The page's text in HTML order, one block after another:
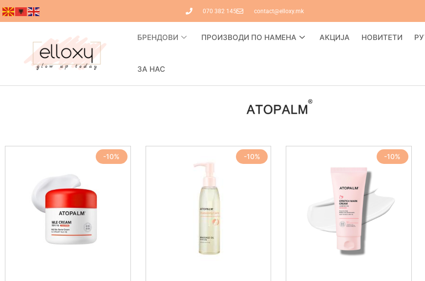
070 382 145 contact@elloxy.mk
БРЕНДОВИ ПРОИЗВОДИ ПО НАМЕНА АКЦИЈА НОВИТЕТИ
ЗА НАС
-10% -10% -10%